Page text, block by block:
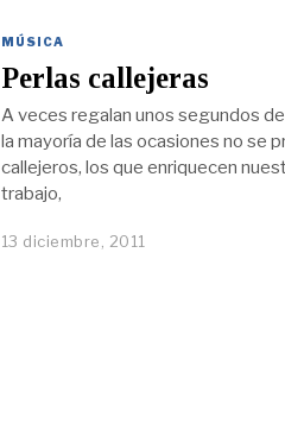
MÚSICA
Perlas callejeras
A veces regalan unos segundos
la mayoría de las ocasiones no se
callejeros, los que enriquecen
trabajo,
13 diciembre, 2011